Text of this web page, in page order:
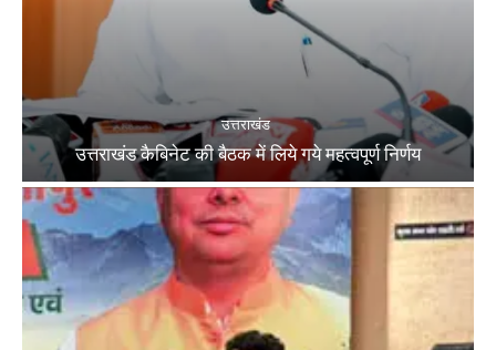
उत्तराखंड
उत्तराखंड कैबिनेट की बैठक में लिये गये महत्वपूर्ण निर्णय